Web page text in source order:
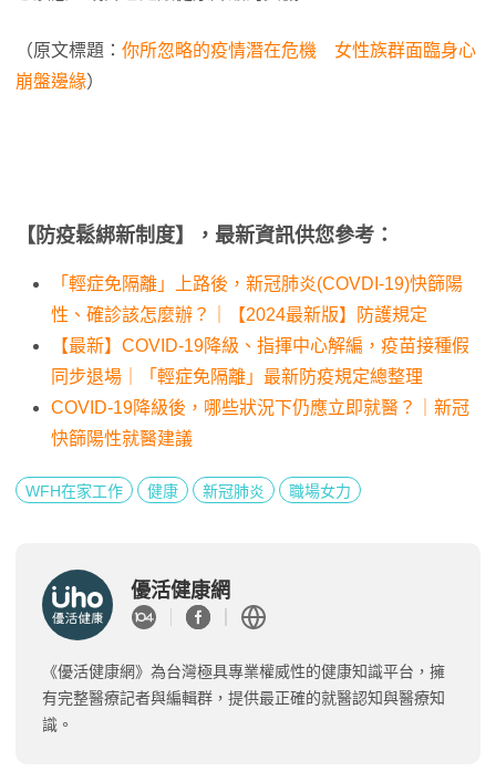
（原文標題： 你所忽略的疫情潛在危機 女性族群面臨身心
崩盤邊緣）
【防疫鬆綁新制度】，最新資訊供您參考：
「輕症免隔離」上路後，新冠肺炎(COVDI-19)快篩陽
性、確診該怎麼辦？｜【2024最新版】防護規定
【最新】COVID-19降級、指揮中心解編，疫苗接種假
同步退場｜「輕症免隔離」最新防疫規定總整理
COVID-19降級後，哪些狀況下仍應立即就醫？｜新冠
快篩陽性就醫建議
WFH在家工作 健康 新冠肺炎 職場女力
優活健康網
《優活健康網》為台灣極具專業權威性的健康知識平台，擁
有完整醫療記者與編輯群，提供最正確的就醫認知與醫療知
識。